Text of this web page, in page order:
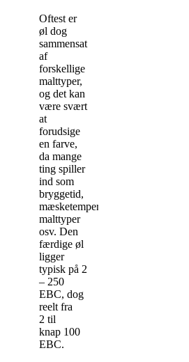
Oftest er
øl dog
sammensat
af
forskellige
malttyper,
og det kan
være svært
at
forudsige
en farve,
da mange
ting spiller
ind som
bryggetid,
mæsketemperatur,
malttyper
osv. Den
færdige øl
ligger
typisk på 2
– 250
EBC, dog
reelt fra
2 til
knap 100
EBC.